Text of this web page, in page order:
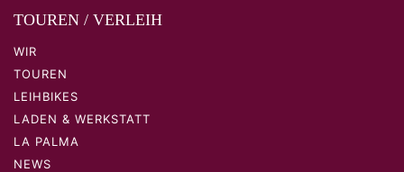
TOUREN / VERLEIH
WIR
TOUREN
LEIHBIKES
LADEN & WERKSTATT
LA PALMA
NEWS